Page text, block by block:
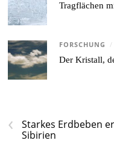
Tragflächen
FORSCHUNG /
Der Kristall,
‹
Starkes Erdbeben
Sibirien